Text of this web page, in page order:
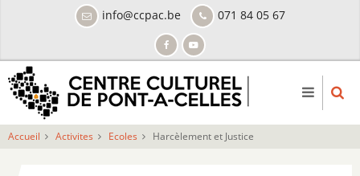
principal
info@ccpac.be 071 84 05 67
Accueil Activites Ecoles Harcèlement et Justice